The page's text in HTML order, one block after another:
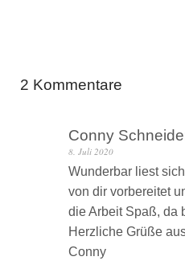
2 Kommentare
Conny
8. Juli 2020
Wunderbar liest
von dir vorbereitet
die Arbeit Spaß, da
Herzliche Grüße
Conny